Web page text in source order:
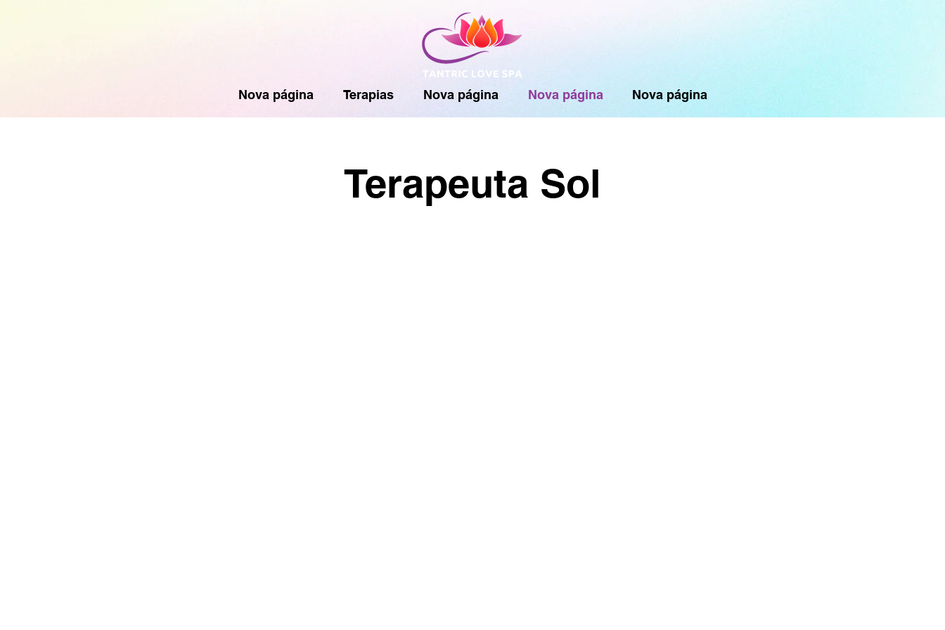
Nova página Terapias Nova página Nova página Nova página
Terapeuta Sol